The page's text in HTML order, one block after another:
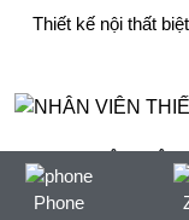
Thiết kế nội thất
NHÂN
Thông tin chung:
Phone